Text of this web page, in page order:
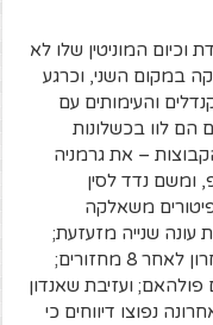
המוניטין שלו לא
במקום השני, וכרגע
והעימותים עם
הם לוו בכשלונות
– את גרמניה
ומשם נדד לסין
משאלקה
שנייה מזעזעת;
חזרה לוולפסבורג והובלתה למקום האחרון לאחר 8 מחזורים;
פולהאם; ועזיבת שאנדון
נפוצו דיווחים כי